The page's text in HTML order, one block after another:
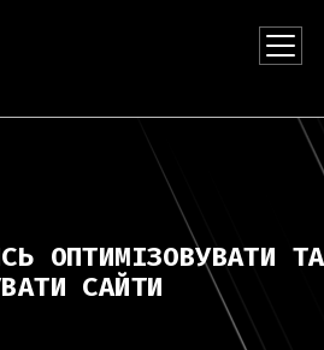
ПРОГРАМА
ТА
САЙТИ